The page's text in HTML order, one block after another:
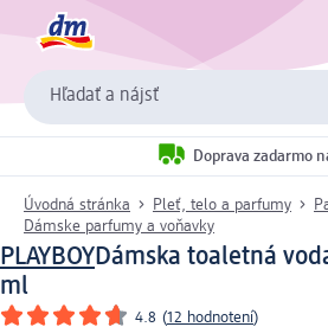
Hľadať a nájsť
Doprava zadarmo
Úvodná stránka Pleť, telo a parfumy
Dámske parfumy a voňavky
PLAYBOYDámska toaletná
ml
4.8 (12 hodnotení)